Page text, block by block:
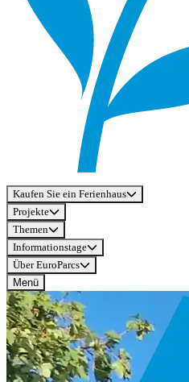
Kaufen Sie ein Ferienhaus
Projekte
Themen
Informationstage
Über EuroParcs
Menü